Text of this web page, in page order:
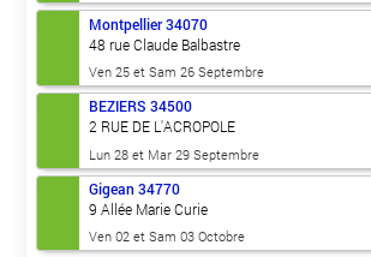
Montpellier 34070
48 rue Claude Balbastre
Ven 25 et Sam 26 Septembre
BEZIERS 34500
2 RUE DE L'ACROPOLE
Lun 28 et Mar 29 Septembre
Gigean 34770
9 Allée Marie Curie
Ven 02 et Sam 03 Octobre